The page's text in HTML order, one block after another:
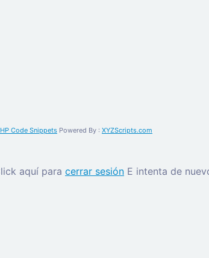
Code Snippets Powered By : XYZScripts.com
aquí para cerrar sesión E intenta de